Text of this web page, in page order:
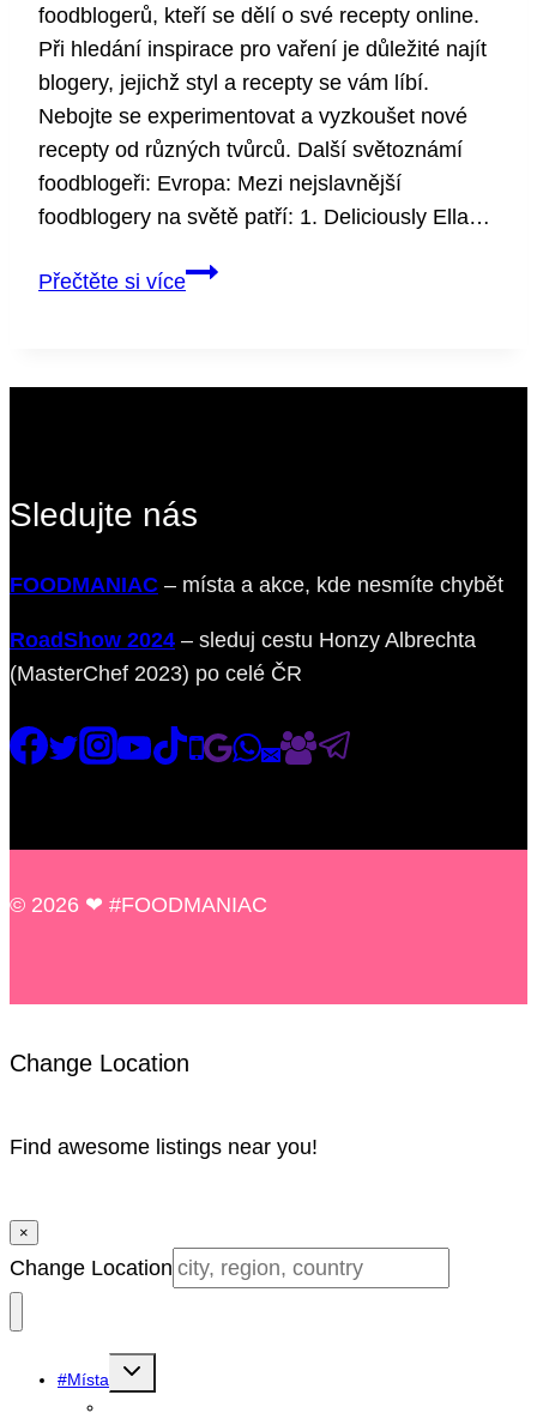
foodblogerů, kteří se dělí o své recepty online.
Při hledání inspirace pro vaření je důležité najít
blogery, jejichž styl a recepty se vám líbí.
Nebojte se experimentovat a vyzkoušet nové
recepty od různých tvůrců. Další světoznámí
foodblogeři: Evropa: Mezi nejslavnější
foodblogery na světě patří: 1. Deliciously Ella…
Přečtěte si víceNejslavnější
Sledujte nás
FOODMANIAC – místa a akce, kde nesmíte chybět
RoadShow 2024 – sleduj cestu Honzy Albrechta
(MasterChef 2023) po celé ČR
© 2026 ❤ #FOODMANIAC
Change Location
Find awesome listings near you!
×
Change Location
#Místa
Toggle